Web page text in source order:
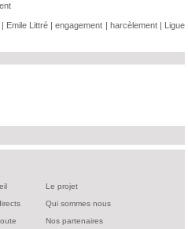
Emile Littré |engagement harcèlement|
Ligue
Le projet
Qui sommes nous
Nos partenaires